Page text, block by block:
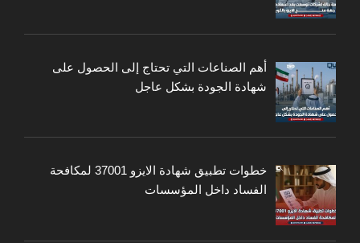
أهم الصناعات التي تحتاج إلى الحصول على
شهادة الجودة بشكل عاجل
خطوات تطبيق شهادة الايزو 37001 لمكافحة
الفساد داخل المؤسسات